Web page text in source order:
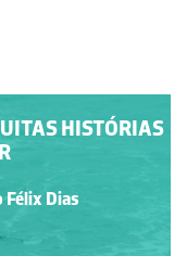
HISTÓRIAS
Félix Dias